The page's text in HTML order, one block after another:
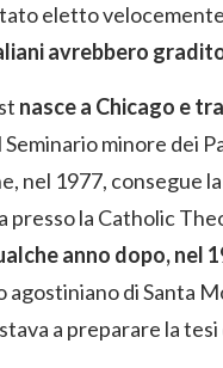
eletto
avrebbero
nasce a Chicago e
minore dei
nel 1977, consegue
presso la Catholic
anno dopo, nel
agostiniano di Santa
a preparare la